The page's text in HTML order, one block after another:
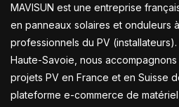
MAVISUN est une entreprise
en panneaux solaires et onduleurs
professionnels du PV
Haute-Savoie, nous
projets PV en France et en Suisse
plateforme e-commerce de